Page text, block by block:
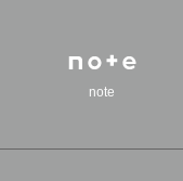
note